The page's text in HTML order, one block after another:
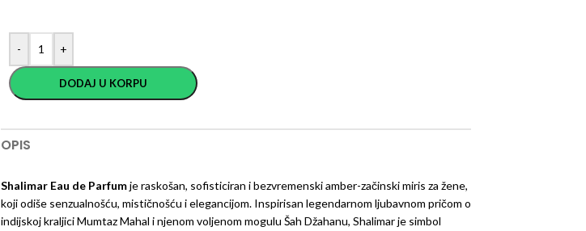
- +
DODAJ U KORPU
OPIS
Shalimar Eau de Parfumje raskošan, sofisticiran i bezvremenski amber-začinski miris za žene,
koji odiše senzualnošću, mističnošću i elegancijom. Inspirisan legendarnom ljubavnom pričom o
indijskoj kraljici Mumtaz Mahal i njenom voljenom mogulu Šah Džahanu, Shalimar je simbol